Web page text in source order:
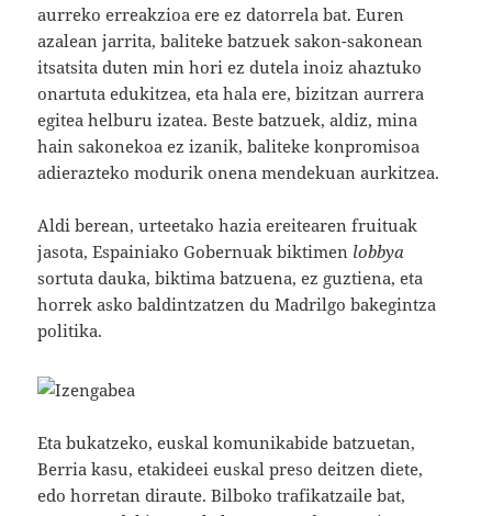
aurreko erreakzioa ere ez datorrela bat. Euren
azalean jarrita, baliteke batzuek sakon-sakonean
itsatsita duten min hori ez dutela inoiz ahaztuko
onartuta edukitzea, eta hala ere, bizitzan aurrera
egitea helburu izatea. Beste batzuek, aldiz, mina
hain sakonekoa ez izanik, baliteke konpromisoa
adierazteko modurik onena mendekuan aurkitzea.
Aldi berean, urteetako hazia ereitearen fruituak
jasota, Espainiako Gobernuak biktimen lobbya
sortuta dauka, biktima batzuena, ez guztiena, eta
horrek asko baldintzatzen du Madrilgo bakegintza
politika.
Eta bukatzeko, euskal komunikabide batzuetan,
Berria kasu, etakideei euskal preso deitzen diete,
edo horretan diraute. Bilboko trafikatzaile bat,